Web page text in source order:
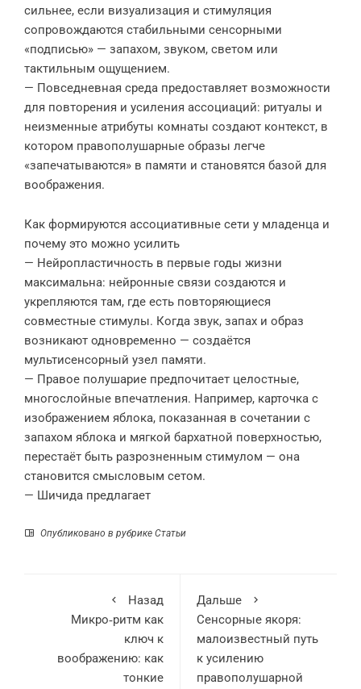
сильнее, если визуализация и стимуляция
сопровождаются стабильными сенсорными
«подписью» — запахом, звуком, светом или
тактильным ощущением.
— Повседневная среда предоставляет возможности
для повторения и усиления ассоциаций: ритуалы и
неизменные атрибуты комнаты создают контекст, в
котором правополушарные образы легче
«запечатываются» в памяти и становятся базой для
воображения.
Как формируются ассоциативные сети у младенца и
почему это можно усилить
— Нейропластичность в первые годы жизни
максимальна: нейронные связи создаются и
укрепляются там, где есть повторяющиеся
совместные стимулы. Когда звук, запах и образ
возникают одновременно — создаётся
мультисенсорный узел памяти.
— Правое полушарие предпочитает целостные,
многослойные впечатления. Например, карточка с
изображением яблока, показанная в сочетании с
запахом яблока и мягкой бархатной поверхностью,
перестаёт быть разрозненным стимулом — она
становится смысловым сетом.
— Шичида предлагает
Опубликовано в рубрике Статьи
Назад
Микро‑ритм как
ключ к
воображению: как
тонкие
Дальше
Сенсорные якоря:
малоизвестный путь
к усилению
правополушарной